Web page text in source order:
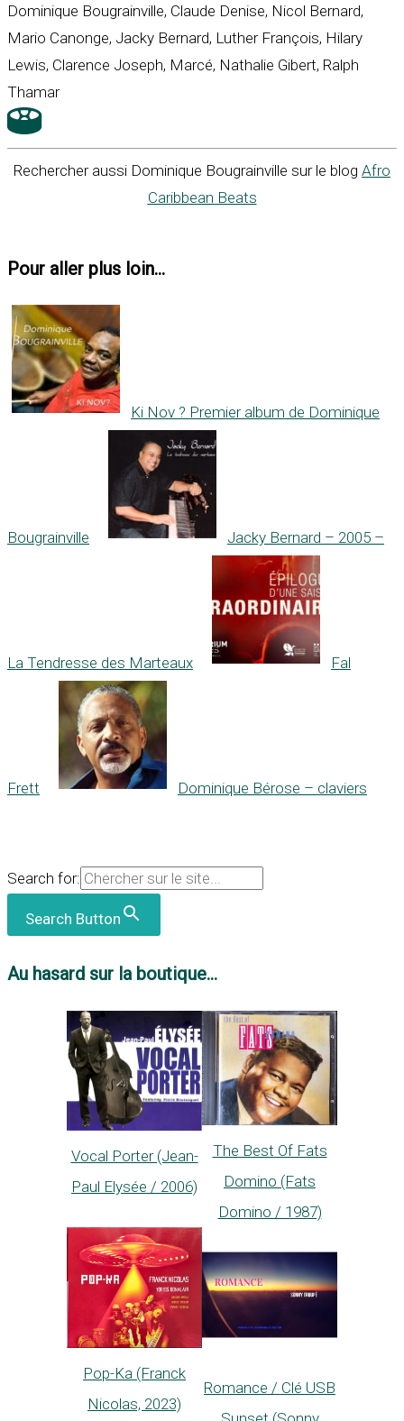
Dominique Bougrainville, Claude Denise, Nicol Bernard,
Mario Canonge, Jacky Bernard, Luther François, Hilary
Lewis, Clarence Joseph, Marcé, Nathalie Gibert, Ralph
Thamar
Rechercher aussi Dominique Bougrainville sur le blog Afro
Caribbean Beats
Pour aller plus loin...
Ki Nov ? Premier album de Dominique
Bougrainville Jacky Bernard – 2005 –
La Tendresse des Marteaux Fal
Frett Dominique Bérose – claviers
Search for:
Search Button
Au hasard sur la boutique...
Vocal Porter (Jean-
Paul Elysée / 2006)
The Best Of Fats
Domino (Fats
Domino / 1987)
Pop-Ka (Franck
Nicolas, 2023)
Romance / Clé USB